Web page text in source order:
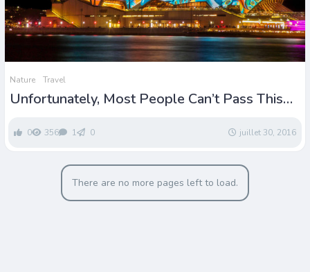
Nature Travel
Unfortunately, Most People Can’t Pass This
0 356 1 0 juillet 30, 2016
There are no more pages left to load.